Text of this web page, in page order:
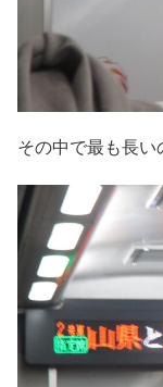
その中で最も長い